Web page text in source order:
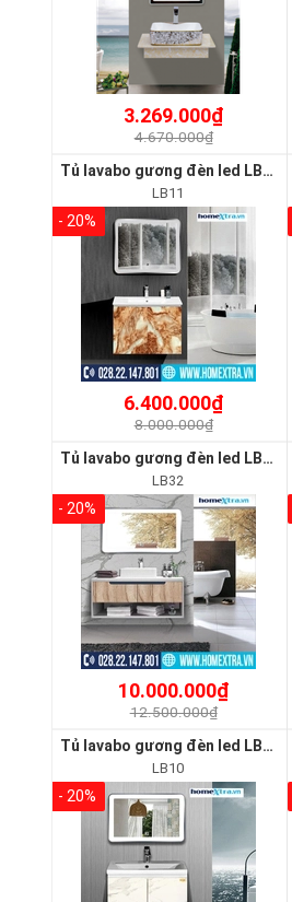
3.269.000₫
4.670.000₫
Tủ lavabo gương đèn led LB11
LB11
- 20%
6.400.000₫
8.000.000₫
Tủ lavabo gương đèn led LB32
LB32
- 20%
10.000.000₫
12.500.000₫
Tủ lavabo gương đèn led LB10
LB10
- 20%